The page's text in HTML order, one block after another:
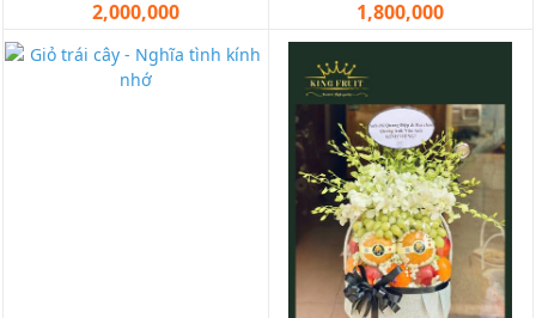
2,000,000
1,800,000